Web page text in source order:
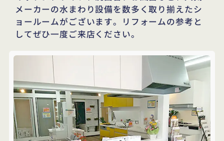
メーカーの水まわり設備を数多く取り揃えたシ
ョールームがございます。
リフォームの参考と
してぜひ一度ご来店ください。